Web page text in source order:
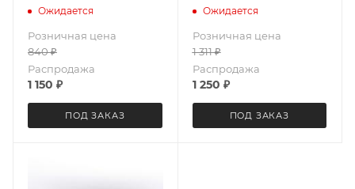
2015-2018 (климат, левый
Ожидается
Розничная цена
840₽
Распродажа
1 150 ₽
ПОД ЗАКАЗ
2006+ / PEUGEOT Boxer
2006+
Ожидается
Розничная цена
1 311₽
Распродажа
1 250 ₽
ПОД ЗАКАЗ